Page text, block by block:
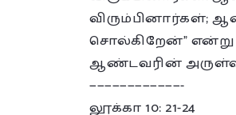
விரும்பினார்கள்;
சொல்கிறேன்” என்று
ஆண்டவரின்
————————————-
லூக்கா 10: 21-24